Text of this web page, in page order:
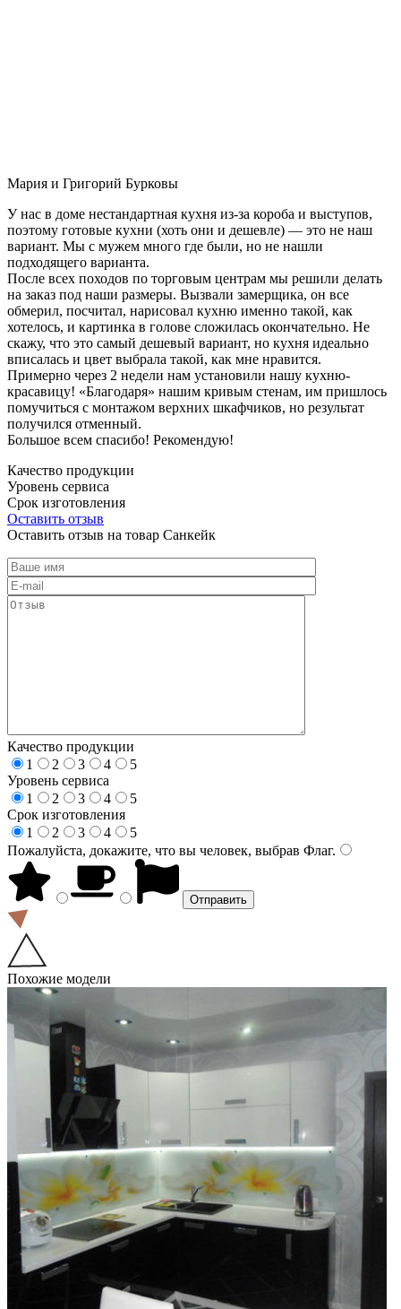
Мария и Григорий Бурковы
У нас в доме нестандартная кухня из-за короба и выступов,
поэтому готовые кухни (хоть они и дешевле) — это не наш
вариант. Мы с мужем много где были, но не нашли
подходящего варианта.
После всех походов по торговым центрам мы решили делать
на заказ под наши размеры. Вызвали замерщика, он все
обмерил, посчитал, нарисовал кухню именно такой, как
хотелось, и картинка в голове сложилась окончательно. Не
скажу, что это самый дешевый вариант, но кухня идеально
вписалась и цвет выбрала такой, как мне нравится.
Примерно через 2 недели нам установили нашу кухню-
красавицу! «Благодаря» нашим кривым стенам, им пришлось
помучиться с монтажом верхних шкафчиков, но результат
получился отменный.
Большое всем спасибо! Рекомендую!
Качество продукции
Уровень сервиса
Срок изготовления
Оставить отзыв
Оставить отзыв на товар Санкейк
Качество продукции
1
2 3 4
5
Уровень сервиса
1
2 3 4
5
Срок изготовления
1
2 3 4
5
Пожалуйста, докажите, что вы человек, выбрав Флаг.
Похожие модели